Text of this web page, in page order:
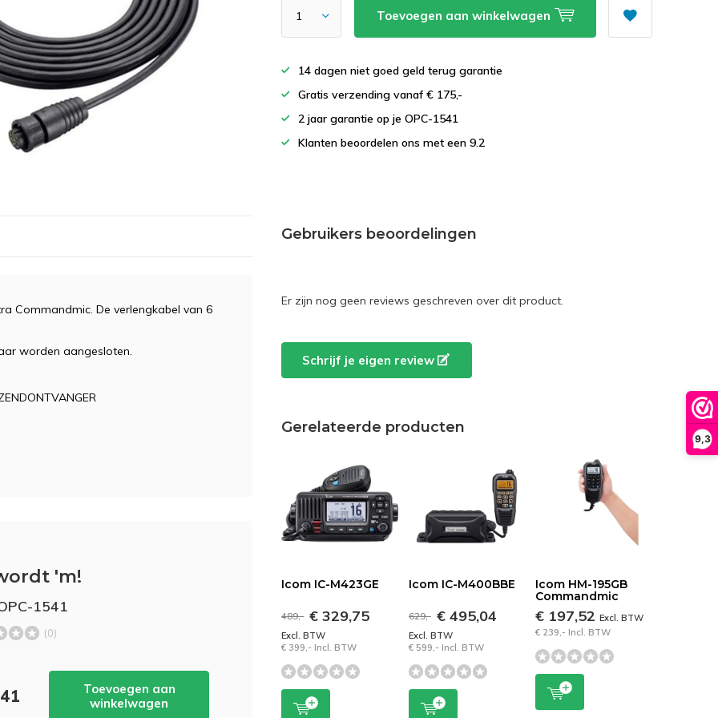
9,3
Toevoegen aan winkelwagen
14 dagen niet goed geld terug garantie
Gratis verzending vanaf € 175,-
2 jaar garantie op je OPC-1541
Klanten beoordelen ons met een 9.2
Commandmic. De verlengkabel van 6
worden aangesloten.
'm!
1541
(0)
Toevoegen aan
winkelwagen
Gebruikers beoordelingen
Er zijn nog geen reviews geschreven over dit product.
Schrijf je eigen review
Gerelateerde producten
Icom IC-M423GE
489,- € 329,75
Excl. BTW
€ 399,- Incl. BTW
Icom IC-M400BBE
629,- € 495,04
Excl. BTW
€ 599,- Incl. BTW
Icom HM-195GB
Commandmic
€ 197,52Excl. BTW
€ 239,- Incl. BTW